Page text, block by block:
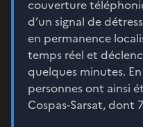
couverture
d’un signal de
en permanence
temps réel et
quelques minutes.
personnes ont ainsi
Cospas-Sarsat, dont